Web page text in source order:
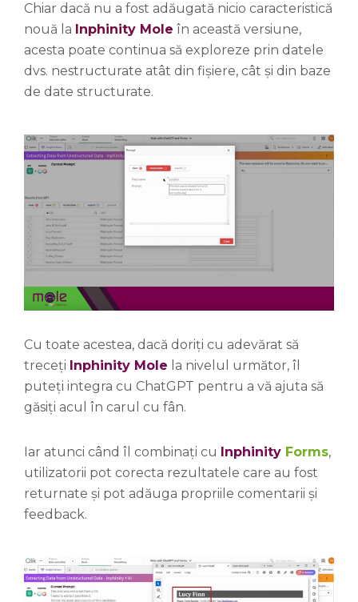
Chiar dacă nu a fost adăugată nicio caracteristică
nouă la Inphinity Mole în această versiune,
acesta poate continua să exploreze prin datele
dvs. nestructurate atât din fișiere, cât și din baze
de date structurate.
Cu toate acestea, dacă doriți cu adevărat să
treceți Inphinity Mole la nivelul următor, îl
puteți integra cu ChatGPT pentru a vă ajuta să
găsiți acul în carul cu fân.
Iar atunci când îl combinați cu Inphinity Forms,
utilizatorii pot corecta rezultatele care au fost
returnate și pot adăuga propriile comentarii și
feedback.